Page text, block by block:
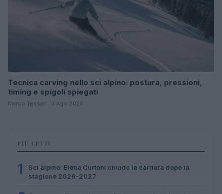
Tecnica carving nello sci alpino: postura, pressioni,
timing e spigoli spiegati
Marco Tessari · 3 Ago 2026
PIÙ LETTI
1
Sci alpino: Elena Curtoni chiude la carriera dopo la
stagione 2026-2027